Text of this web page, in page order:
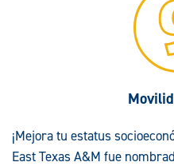
¡Mejora tu estatus
East Texas A&M fue